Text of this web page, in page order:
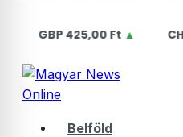
425,00 Ft▲ CHF
Belföld